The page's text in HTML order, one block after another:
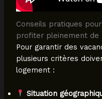
Conseils pratiques
profiter pleinement de
Pour garantir des
plusieurs critères
logement :
Situation